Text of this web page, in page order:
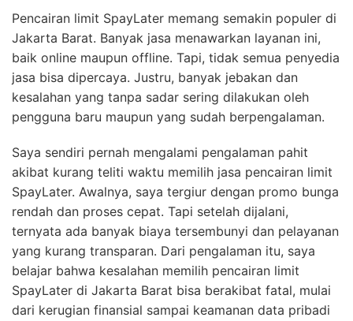
Pencairan limit SpayLater memang semakin populer di
Jakarta Barat. Banyak jasa menawarkan layanan ini,
baik online maupun offline. Tapi, tidak semua penyedia
jasa bisa dipercaya. Justru, banyak jebakan dan
kesalahan yang tanpa sadar sering dilakukan oleh
pengguna baru maupun yang sudah berpengalaman.
Saya sendiri pernah mengalami pengalaman pahit
akibat kurang teliti waktu memilih jasa pencairan limit
SpayLater. Awalnya, saya tergiur dengan promo bunga
rendah dan proses cepat. Tapi setelah dijalani,
ternyata ada banyak biaya tersembunyi dan pelayanan
yang kurang transparan. Dari pengalaman itu, saya
belajar bahwa kesalahan memilih pencairan limit
SpayLater di Jakarta Barat bisa berakibat fatal, mulai
dari kerugian finansial sampai keamanan data pribadi